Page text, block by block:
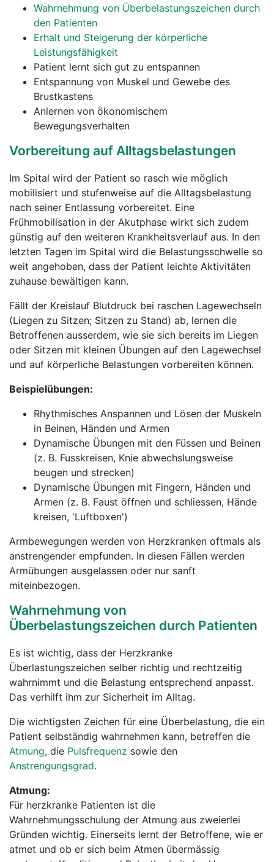
Wahrnehmung von Überbelastungszeichen durch
den Patienten
Erhalt und Steigerung der körperliche
Leistungsfähigkeit
Patient lernt sich gut zu entspannen
Entspannung von Muskel und Gewebe des
Brustkastens
Anlernen von ökonomischem
Bewegungsverhalten
Vorbereitung auf Alltagsbelastungen
Im Spital wird der Patient so rasch wie möglich
mobilisiert und stufenweise auf die Alltagsbelastung
nach seiner Entlassung vorbereitet. Eine
Frühmobilisation in der Akutphase wirkt sich zudem
günstig auf den weiteren Krankheitsverlauf aus. In den
letzten Tagen im Spital wird die Belastungsschwelle so
weit angehoben, dass der Patient leichte Aktivitäten
zuhause bewältigen kann.
Fällt der Kreislauf Blutdruck bei raschen Lagewechseln
(Liegen zu Sitzen; Sitzen zu Stand) ab, lernen die
Betroffenen ausserdem, wie sie sich bereits im Liegen
oder Sitzen mit kleinen Übungen auf den Lagewechsel
und auf körperliche Belastungen vorbereiten können.
Beispielübungen:
Rhythmisches Anspannen und Lösen der Muskeln
in Beinen, Händen und Armen
Dynamische Übungen mit den Füssen und Beinen
(z. B. Fusskreisen, Knie abwechslungsweise
beugen und strecken)
Dynamische Übungen mit Fingern, Händen und
Armen (z. B. Faust öffnen und schliessen, Hände
kreisen, 'Luftboxen')
Armbewegungen werden von Herzkranken oftmals als
anstrengender empfunden. In diesen Fällen werden
Armübungen ausgelassen oder nur sanft
miteinbezogen.
Wahrnehmung von
Überbelastungszeichen durch Patienten
Es ist wichtig, dass der Herzkranke
Überlastungszeichen selber richtig und rechtzeitig
wahrnimmt und die Belastung entsprechend anpasst.
Das verhilft ihm zur Sicherheit im Alltag.
Die wichtigsten Zeichen für eine Überbelastung, die ein
Patient selbständig wahrnehmen kann, betreffen die
Atmung, die Pulsfrequenz sowie den
Anstrengungsgrad.
Atmung:
Für herzkranke Patienten ist die
Wahrnehmungsschulung der Atmung aus zweierlei
Gründen wichtig. Einerseits lernt der Betroffene, wie er
atmet und ob er sich beim Atmen übermässig